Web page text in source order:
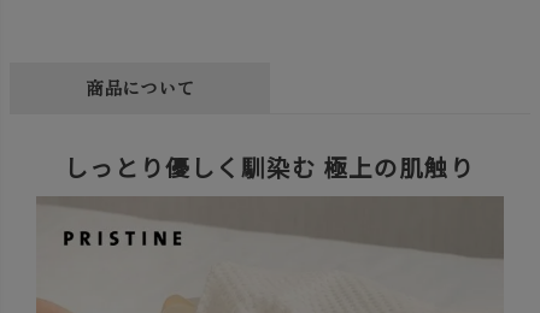
商品について
しっとり優しく馴染む 極上の肌触り